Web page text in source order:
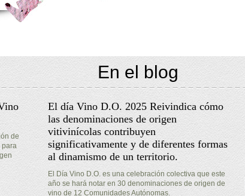
En el blog
de
para
El día Vino D.O. 2025 Reivindica cómo
las denominaciones de origen
vitivinícolas contribuyen
significativamente y de diferentes formas
al dinamismo de un territorio.
El Día Vino D.O. es una celebración colectiva que este
año se hará notar en 30 denominaciones de origen de
vino de 12 Comunidades Autónomas.